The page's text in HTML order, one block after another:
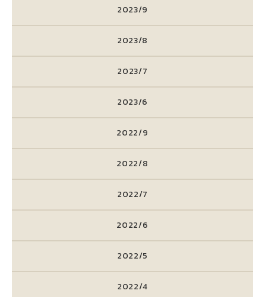
2023/9
2023/8
2023/7
2023/6
2022/9
2022/8
2022/7
2022/6
2022/5
2022/4